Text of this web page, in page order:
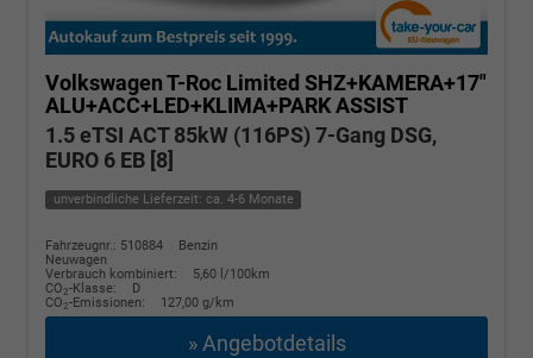
Volkswagen T-Roc Limited SHZ+KAMERA+17"
ALU+ACC+LED+KLIMA+PARK ASSIST
1.5 eTSI ACT 85kW (116PS) 7-Gang DSG,
EURO 6 EB [8]
unverbindliche Lieferzeit: ca. 4-6 Monate
Fahrzeugnr.: 510884
Benzin
Neuwagen
Verbrauch kombiniert:
5,60 l/100km
CO2-Klasse:
D
CO2-Emissionen: 127,00 g/km
» Angebotdetails